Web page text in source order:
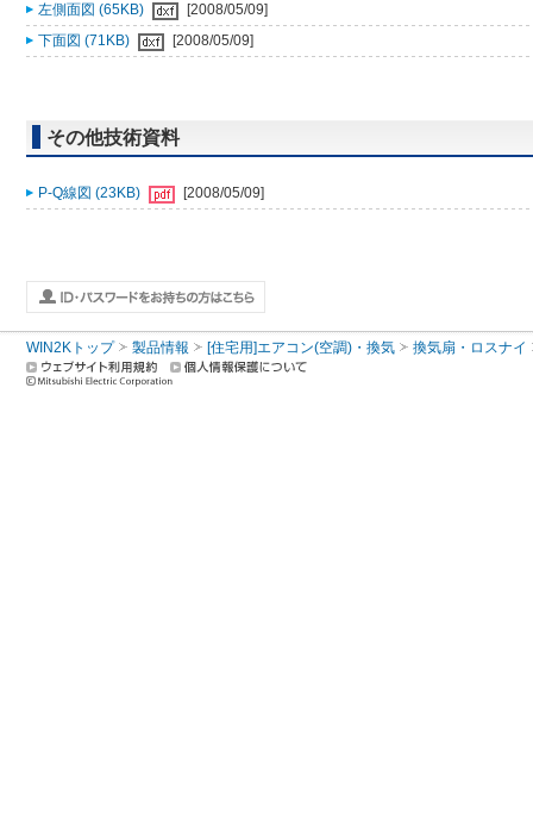
左側面図 (65KB)
[2008/05/09]
下面図 (71KB)
[2008/05/09]
その他技術資料
P-Q線図 (23KB) [2008/05/09]
WIN2Kトップ 製品情報 [住宅用]エアコン(空調)・換気 換気扇・ロスナイ